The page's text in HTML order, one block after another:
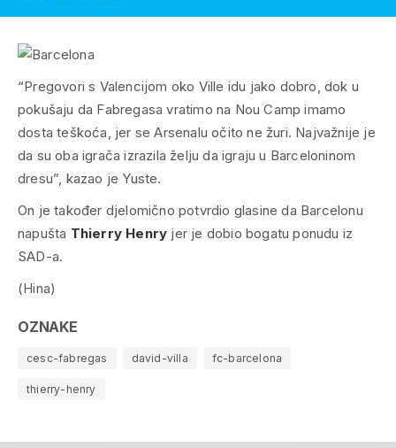
“Pregovori s Valencijom oko Ville idu jako dobro, dok u
pokušaju da Fabregasa vratimo na Nou Camp imamo
dosta teškoća, jer se Arsenalu očito ne žuri. Najvažnije je
da su oba igrača izrazila želju da igraju u Barceloninom
dresu”, kazao je Yuste.
On je također djelomično potvrdio glasine da Barcelonu
napušta Thierry Henry jer je dobio bogatu ponudu iz
SAD-a.
(Hina)
OZNAKE
cesc-fabregas david-villa fc-barcelona
thierry-henry